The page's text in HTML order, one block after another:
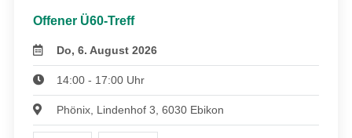
Offener Ü60-Treff
Do, 6. August 2026
14:00 - 17:00 Uhr
Phönix, Lindenhof 3, 6030 Ebikon